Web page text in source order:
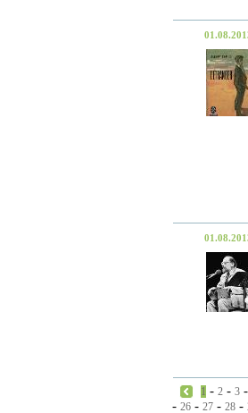
1 -2 -3
- 26 - 27 - 28 -